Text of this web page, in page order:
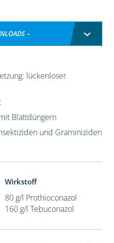
–
lückenloser
Blattdüngern
und Graminiziden
Wirkstoff
80 g/l Prothioconazol
160 g/l Tebuconazol